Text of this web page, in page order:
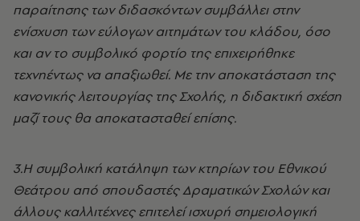
παραίτησης των διδασκόντων συμβάλλει στην
ενίσχυση των εύλογων αιτημάτων του κλάδου, όσο
και αν το συμβολικό φορτίο της επιχειρήθηκε
τεχνηέντως να απαξιωθεί. Με την αποκατάσταση της
κανονικής λειτουργίας της Σχολής, η διδακτική σχέση
μαζί τους θα αποκατασταθεί επίσης.
3.Η συμβολική κατάληψη των κτηρίων του Εθνικού
Θεάτρου από σπουδαστές Δραματικών Σχολών και
άλλους καλλιτέχνες επιτελεί ισχυρή σημειολογική